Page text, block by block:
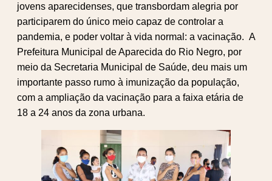
jovens aparecidenses, que transbordam alegria por
participarem do único meio capaz de controlar a
pandemia, e poder voltar à vida normal: a vacinação. A
Prefeitura Municipal de Aparecida do Rio Negro, por
meio da Secretaria Municipal de Saúde, deu mais um
importante passo rumo à imunização da população,
com a ampliação da vacinação para a faixa etária de
18 a 24 anos da zona urbana.